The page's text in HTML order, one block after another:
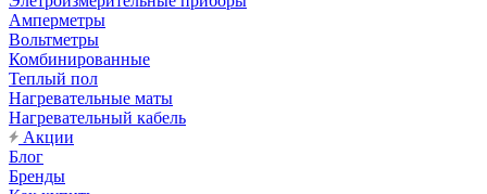
Амперметры
Вольтметры
Комбинированные
Теплый пол
Нагревательные маты
Нагревательный кабель
Акции
Блог
Бренды